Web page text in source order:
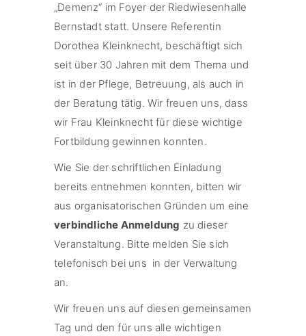
„Demenz“ im Foyer der Riedwiesenhalle
Bernstadt statt. Unsere Referentin
Dorothea Kleinknecht, beschäftigt sich
seit über 30 Jahren mit dem Thema und
ist in der Pflege, Betreuung, als auch in
der Beratung tätig. Wir freuen uns, dass
wir Frau Kleinknecht für diese wichtige
Fortbildung gewinnen konnten.
Wie Sie der schriftlichen Einladung
bereits entnehmen konnten, bitten wir
aus organisatorischen Gründen um eine
verbindliche Anmeldung zu dieser
Veranstaltung. Bitte melden Sie sich
telefonisch bei uns in der Verwaltung
an.
Wir freuen uns auf diesen gemeinsamen
Tag und den für uns alle wichtigen